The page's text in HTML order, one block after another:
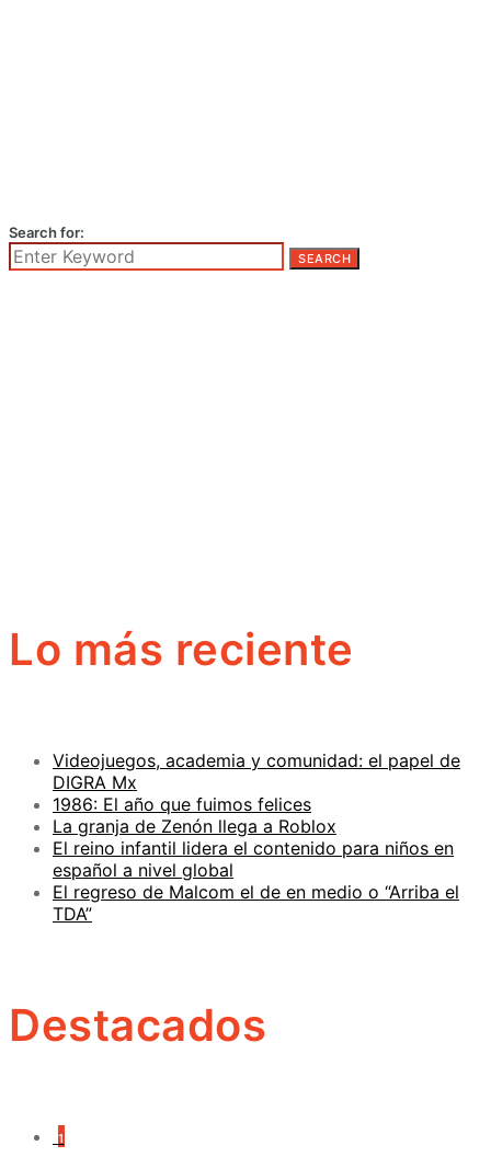
Search for:
SEARCH
Lo más reciente
Videojuegos, academia y comunidad: el papel de
DIGRA Mx
1986: El año que fuimos felices
La granja de Zenón llega a Roblox
El reino infantil lidera el contenido para niños en
español a nivel global
El regreso de Malcom el de en medio o “Arriba el
TDA”
Destacados
1